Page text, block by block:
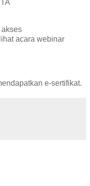
akses
acara webinar
e-sertifikat.